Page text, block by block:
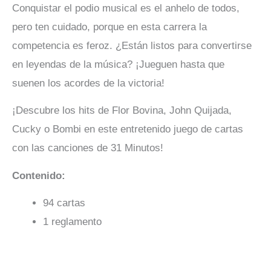
Conquistar el podio musical es el anhelo de todos,
pero ten cuidado, porque en esta carrera la
competencia es feroz. ¿Están listos para convertirse
en leyendas de la música? ¡Jueguen hasta que
suenen los acordes de la victoria!
¡Descubre los hits de Flor Bovina, John Quijada,
Cucky o Bombi en este entretenido juego de cartas
con las canciones de 31 Minutos!
Contenido:
94 cartas
1 reglamento